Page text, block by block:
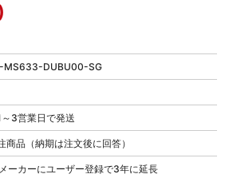
MS633-DUBU00-SG
3営業日で発送
商品（納期は注文後に回答）
ーカーにユーザー登録で3年に延長